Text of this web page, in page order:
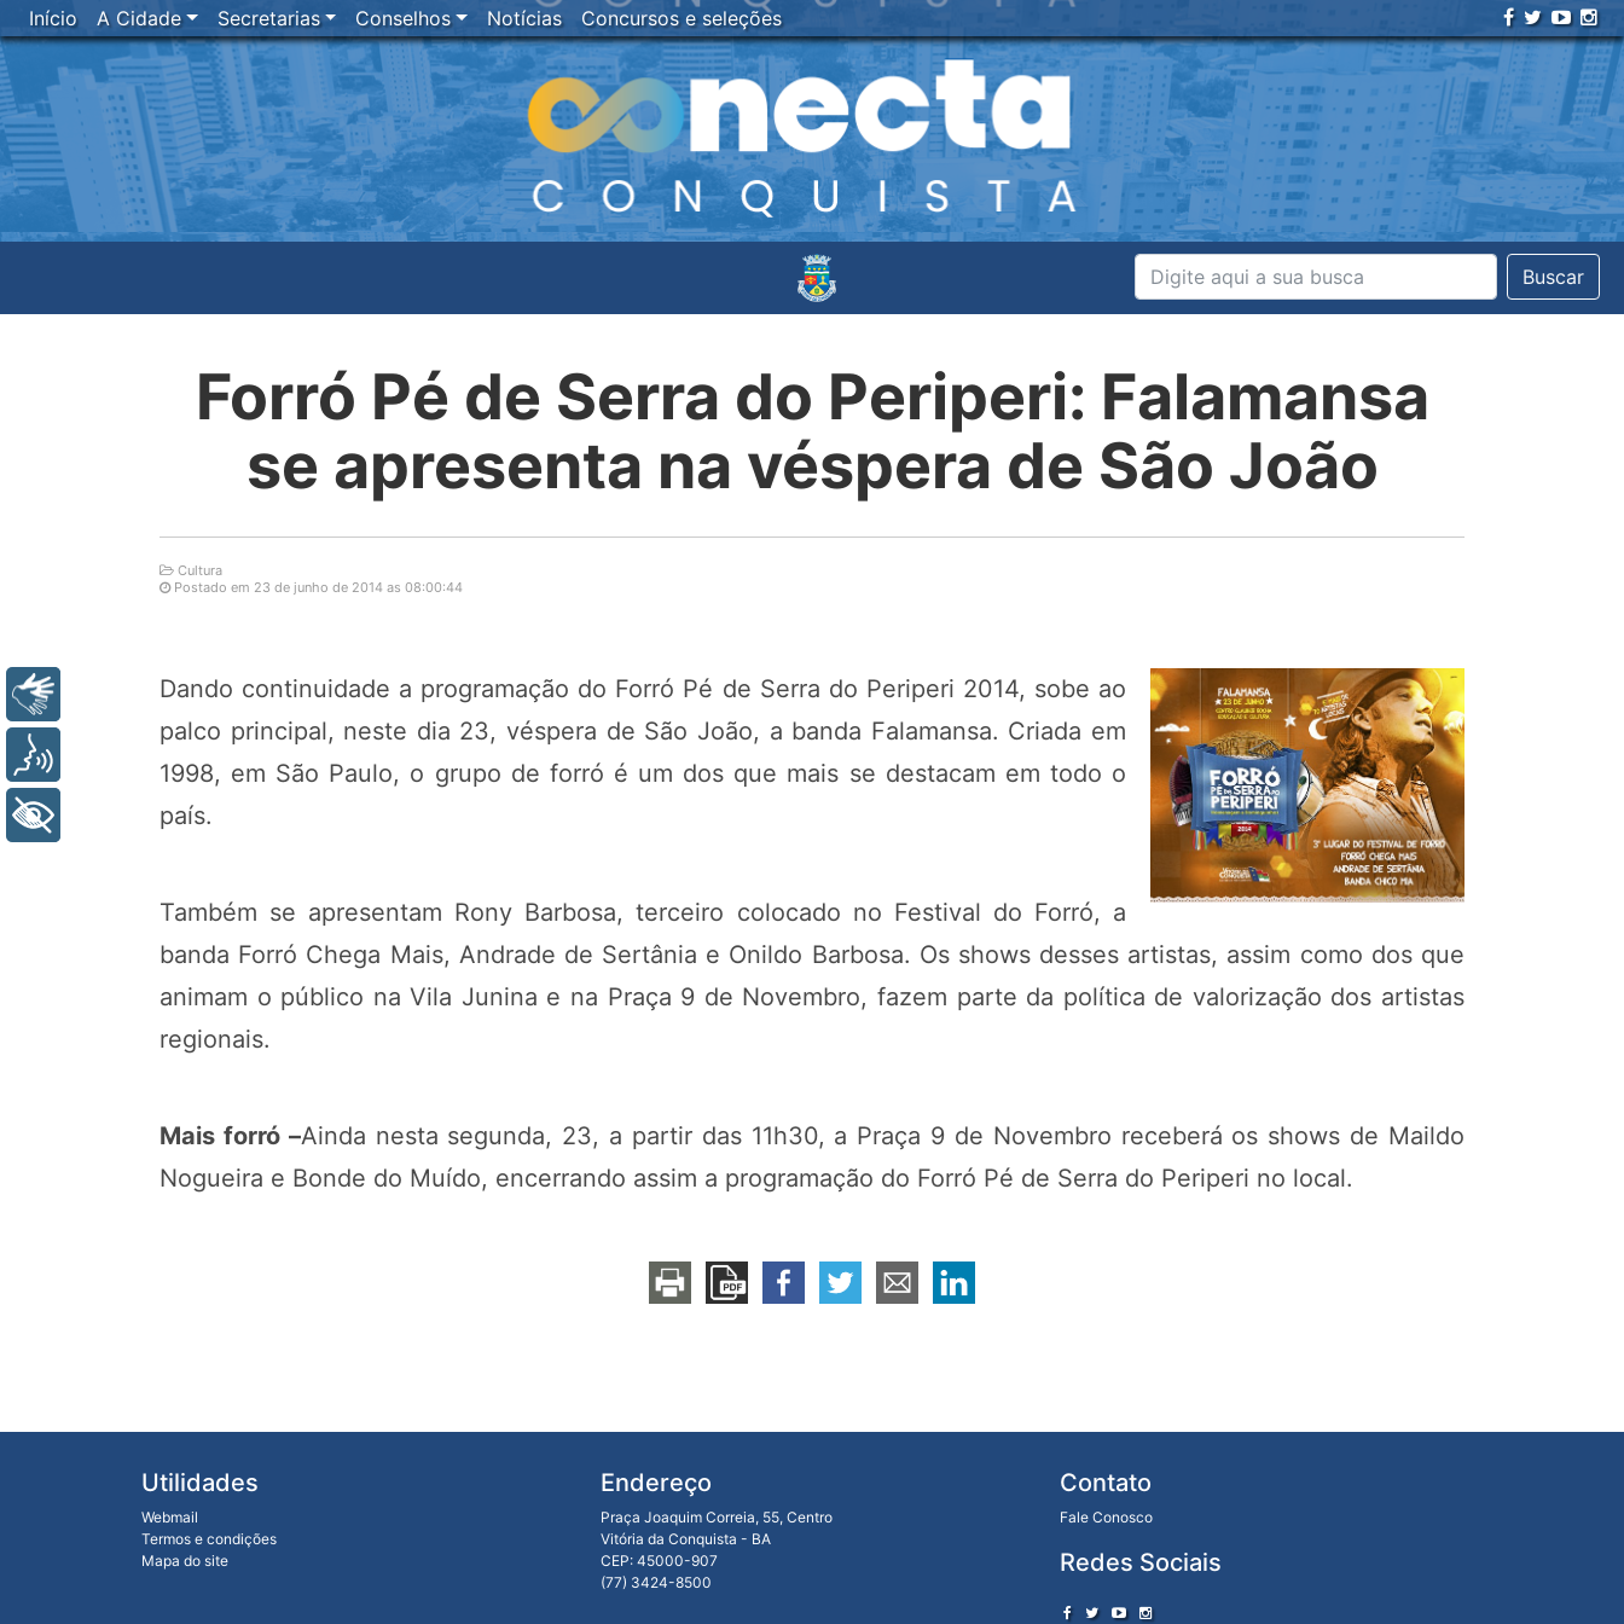
Início A Cidade Secretarias Conselhos Notícias Concursos e seleções
Buscar
Forró Pé de Serra do Periperi: Falamansa
se apresenta na véspera de São João
Cultura
Postado em 23 de junho de 2014 as 08:00:44
Dando continuidade a programação do Forró Pé de Serra do Periperi 2014, sobe ao
palco principal, neste dia 23, véspera de São João, a banda Falamansa. Criada em
1998, em São Paulo, o grupo de forró é um dos que mais se destacam em todo o
país.
Também se apresentam Rony Barbosa, terceiro colocado no Festival do Forró, a
banda Forró Chega Mais, Andrade de Sertânia e Onildo Barbosa. Os shows desses artistas, assim como dos que
animam o público na Vila Junina e na Praça 9 de Novembro, fazem parte da política de valorização dos artistas
regionais.
Mais forró –Ainda nesta segunda, 23, a partir das 11h30, a Praça 9 de Novembro receberá os shows de Maildo
Nogueira e Bonde do Muído, encerrando assim a programação do Forró Pé de Serra do Periperi no local.
Utilidades
Webmail
Termos e condições
Mapa do site
Endereço
Praça Joaquim Correia, 55, Centro
Vitória da Conquista - BA
CEP: 45000-907
(77) 3424-8500
Contato
Fale Conosco
Redes Sociais
+ Acessibilidade